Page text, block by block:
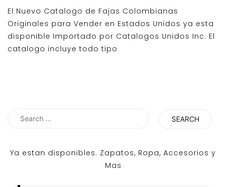
El Nuevo Catalogo de Fajas Colombianas
Originales para Vender en Estados Unidos ya esta
disponible Importado por Catalogos Unidos Inc. El
catalogo incluye todo tipo
Search
Ya estan disponibles. Zapatos, Ropa, Accesorios y
Mas